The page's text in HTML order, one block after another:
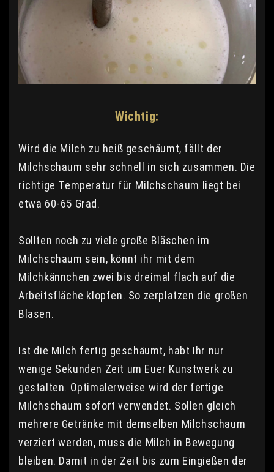
Wichtig:
Wird die Milch zu heiß geschäumt, fällt der
Milchschaum sehr schnell in sich zusammen. Die
richtige Temperatur für Milchschaum liegt bei
etwa 60-65 Grad.
Sollten noch zu viele große Bläschen im
Milchschaum sein, könnt ihr mit dem
Milchkännchen zwei bis dreimal flach auf die
Arbeitsfläche klopfen. So zerplatzen die großen
Blasen.
Ist die Milch fertig geschäumt, habt Ihr nur
wenige Sekunden Zeit um Euer Kunstwerk zu
gestalten. Optimalerweise wird der fertige
Milchschaum sofort verwendet. Sollen gleich
mehrere Getränke mit demselben Milchschaum
verziert werden, muss die Milch in Bewegung
bleiben. Damit in der Zeit bis zum Eingießen der